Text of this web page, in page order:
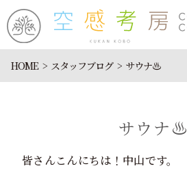
HOME スタッフブログ サウナ♨
サウナ♨
皆さんこんにちは！中山です。